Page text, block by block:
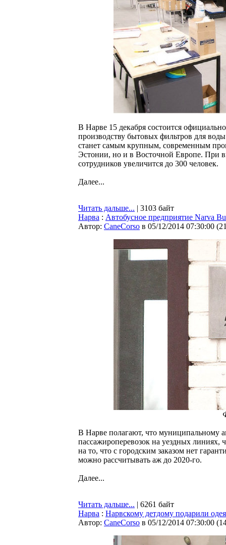
В Нарве 15 декабря состоится
производству бытовых фильтров для
станет самым крупным, современным
Эстонии, но и в Восточной Европе. При
сотрудников увеличится до 300 человек.
Далее...
Читать дальше... | 3103 байт
Нарва : Автобусное предприятие Narva
Автор: CaneCorso в 05/12/2014 07:30:00 (
В Нарве полагают, что муниципальному
пассажироперевозок на уездных линиях,
на то, что с городским заказом нет
можно рассчитывать аж до 2020-го.
Далее...
Читать дальше... | 6261 байт
Нарва : Нарвскому детдому подарили
Автор: CaneCorso в 05/12/2014 07:30:00 (